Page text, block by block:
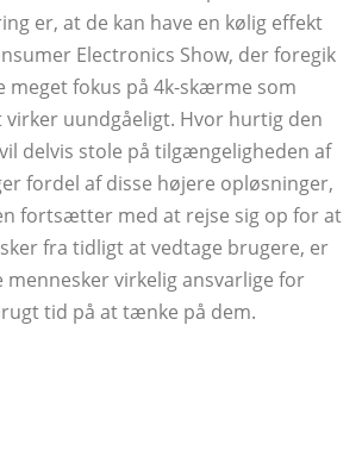
er, at de kan have en kølig effekt
Electronics Show, der foregik
meget fokus på 4k-skærme som
uundgåeligt. Hvor hurtig den
delvis stole på tilgængeligheden af
fordel af disse højere opløsninger,
fortsætter med at rejse sig op for at
fra tidligt at vedtage brugere, er
virkelig ansvarlige for
tid på at tænke på dem.